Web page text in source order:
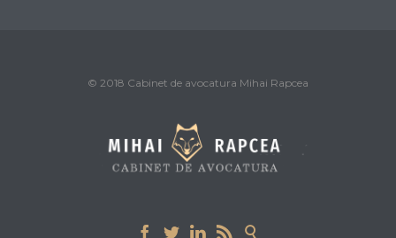
© 2018 Cabinet de avocatura Mihai Rapcea
    